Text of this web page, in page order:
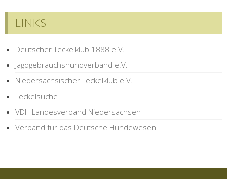
LINKS
Deutscher Teckelklub 1888 e.V.
Jagdgebrauchshundverband e.V.
Niedersächsischer Teckelklub e.V.
Teckelsuche
VDH Landesverband Niedersachsen
Verband für das Deutsche Hundewesen